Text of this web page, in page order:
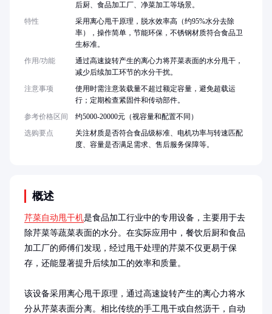
概述
芹菜自动甩干机是食品加工行业中的专用设备，主要用于去
除芹菜等蔬菜表面的水分。在实际应用中，餐饮后厨和食品
加工厂的师傅们发现，经过甩干处理的芹菜不仅更易于保
存，还能显著提升后续加工的效率和质量。
该设备采用离心甩干原理，通过高速旋转产生的离心力将水
分从芹菜表面分离。相比传统的手工甩干或自然沥干，自动
后厨、食品加工厂、净菜加工等场景。
特性
采用离心甩干原理，脱水效率高（约95%水分去除
率），操作简单，节能环保，不锈钢材质符合食品卫
生标准。
作用/功能
通过高速旋转产生的离心力将芹菜表面的水分甩干，
减少后续加工环节的水分干扰。
注意事项
使用时需注意装载量不超过额定容量，避免超载运
行；定期检查紧固件和传动部件。
参考价格区间
约5000-20000元（视容量和配置不同）
选购要点
关注材质是否符合食品级标准、电机功率与转速匹配
度、容量是否满足需求、售后服务保障等。